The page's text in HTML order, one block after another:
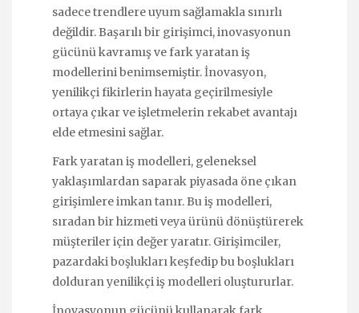
sadece trendlere uyum sağlamakla sınırlı
değildir. Başarılı bir girişimci, inovasyonun
gücünü kavramış ve fark yaratan iş
modellerini benimsemiştir. İnovasyon,
yenilikçi fikirlerin hayata geçirilmesiyle
ortaya çıkar ve işletmelerin rekabet avantajı
elde etmesini sağlar.
Fark yaratan iş modelleri, geleneksel
yaklaşımlardan saparak piyasada öne çıkan
girişimlere imkan tanır. Bu iş modelleri,
sıradan bir hizmeti veya ürünü dönüştürerek
müşteriler için değer yaratır. Girişimciler,
pazardaki boşlukları keşfedip bu boşlukları
dolduran yenilikçi iş modelleri oluştururlar.